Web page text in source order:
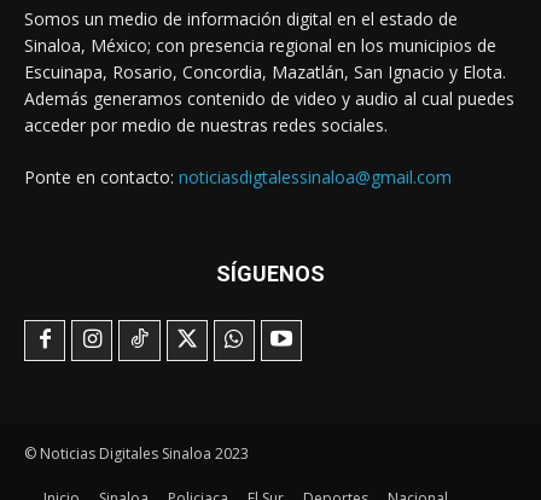
Somos un medio de información digital en el estado de
Sinaloa, México; con presencia regional en los municipios de
Escuinapa, Rosario, Concordia, Mazatlán, San Ignacio y Elota.
Además generamos contenido de video y audio al cual puedes
acceder por medio de nuestras redes sociales.
Ponte en contacto: noticiasdigtalessinaloa@gmail.com
SÍGUENOS
© Noticias Digitales Sinaloa 2023